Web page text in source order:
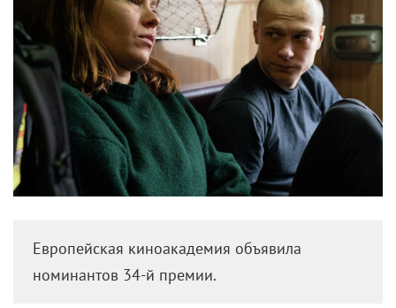
Европейская киноакадемия объявила
номинантов 34-й премии.